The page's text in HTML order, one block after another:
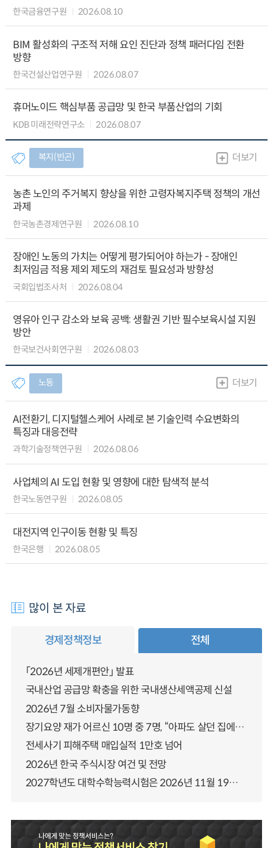
한국금융연구원 2026.08.10
BIM 활성화의 구조적 저해 요인 진단과 정책 패러다임 전환
방향
한국건설산업연구원 2026.08.07
휴머노이드 핵심부품 공급망 및 한국 부품산업의 기회
KDB 미래전략연구소 2026.08.07
복지(빈곤) 더보기
농촌 노인의 주거복지 향상을 위한 고령자복지주택 정책의 개선
과제
한국농촌경제연구원 2026.08.10
장애인 노동의 가치는 어떻게 평가되어야 하는가 - 장애인
최저임금 적용 제외 제도의 재검토 필요성과 방향성
국회입법조사처 2026.08.04
영유아 인구 감소와 보육 공백: 생활권 기반 필수보육시설 지원
방안
한국보건사회연구원 2026.08.03
노동 더보기
AI전환기, 디지털헬스케어 사례로 본 기술인력 수요변화의
특징과 대응전략
과학기술정책연구원 2026.08.06
사업체의 AI 도입 현황 및 영향에 대한 탐색적 분석
한국노동연구원 2026.08.05
대전지역 인구이동 현황 및 특징
한국은행 2026.08.05
많이 본 자료
경제정책정보 전체
「2026년 세제개편안」 발표
국내산업 공급망 확충을 위한 국내생산세액공제 신설
2026년 7월 소비자물가동향
장기요양 재가 어르신 10명 중 7명, “아파도 살던 집에서 살겠다” 「2025년 장기요양실태조사」 결과 발표
전세사기 피해주택 매입실적 1만호 넘어
2026년 한국 주식시장 여건 및 전망
2027학년도 대학수학능력시험은 2026년 11월 19일(목)에 시행됩니다